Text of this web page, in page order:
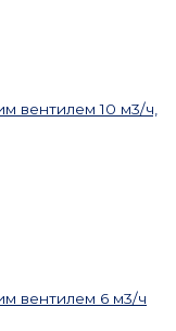
вентилем 10 м3/ч,
вентилем 6 м3/ч